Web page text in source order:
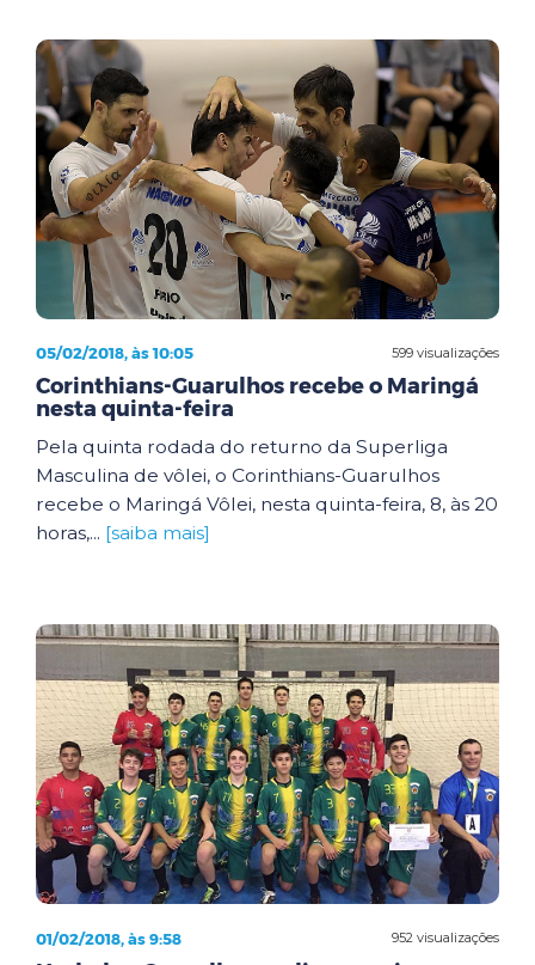
599 visualizações
05/02/2018, às 10:05
Corinthians-Guarulhos recebe o Maringá
nesta quinta-feira
Pela quinta rodada do returno da Superliga
Masculina de vôlei, o Corinthians-Guarulhos
recebe o Maringá Vôlei, nesta quinta-feira, 8, às 20
horas,... [saiba mais]
952 visualizações
01/02/2018, às 9:58